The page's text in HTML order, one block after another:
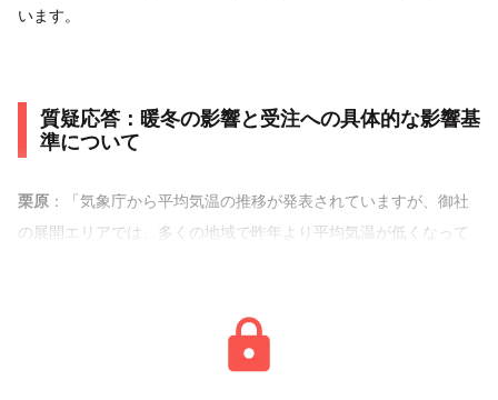
います。
質疑応答：暖冬の影響と受注への具体的な影響基
準について
栗原 ：「気象庁から平均気温の推移が発表されていますが、御社
の展開エリアでは、多くの地域で昨年より平均気温が低くなって